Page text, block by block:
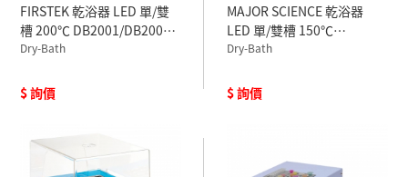
FIRSTEK 乾浴器 LED 單/雙
槽 200℃ DB2001/DB2002
110V
Dry-Bath
$ 詢價
MAJOR SCIENCE 乾浴器
LED 單/雙槽 150℃
MD01N/MD02N 110V
Dry-Bath
$ 詢價